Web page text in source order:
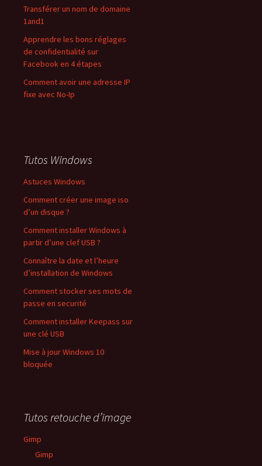
Transférer un nom de domaine
1and1
Apprendre les bons réglages
de confidentialité sur
Facebook en 4 étapes
Comment avoir une adresse IP
fixe avec No-Ip
Tutos Windows
Astuces Windows
Comment créer une image iso
d’un disque ?
Comment installer Windows à
partir d’une clef USB ?
Connaître la date et l’heure
d’installation de Windows
Comment stocker ses mots de
passe en securité
Comment installer Keepass sur
une clé USB
Mise à jour Windows 10
bloquée
Tutos retouche d’image
Gimp
Gimp